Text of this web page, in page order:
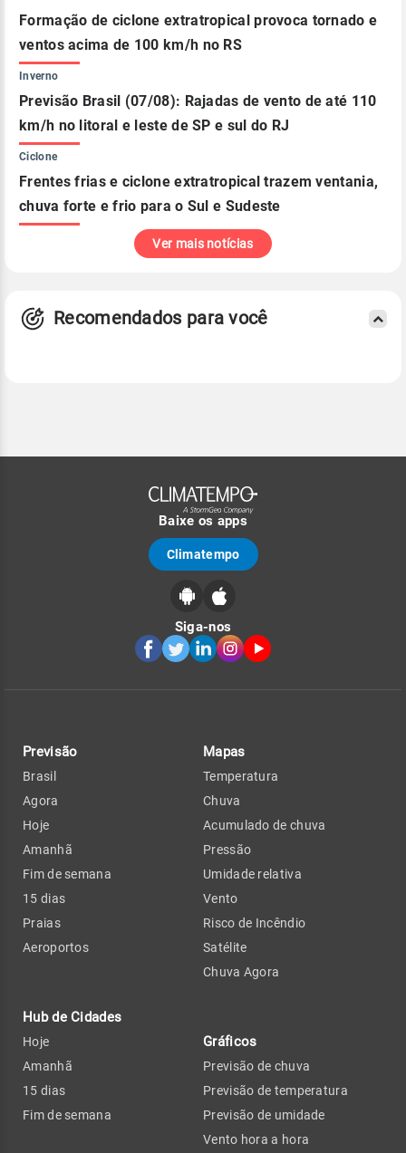
Formação de ciclone extratropical provoca tornado e
ventos acima de 100 km/h no RS
Inverno
Previsão Brasil (07/08): Rajadas de vento de até 110
km/h no litoral e leste de SP e sul do RJ
Ciclone
Frentes frias e ciclone extratropical trazem ventania,
chuva forte e frio para o Sul e Sudeste
Ver mais notícias
Recomendados para você
Baixe os apps
Climatempo
Siga-nos
Previsão
Brasil
Agora
Hoje
Amanhã
Fim de semana
15 dias
Praias
Aeroportos
Hub de Cidades
Hoje
Amanhã
15 dias
Fim de semana
Mapas
Temperatura
Chuva
Acumulado de chuva
Pressão
Umidade relativa
Vento
Risco de Incêndio
Satélite
Chuva Agora
Gráficos
Previsão de chuva
Previsão de temperatura
Previsão de umidade
Vento hora a hora